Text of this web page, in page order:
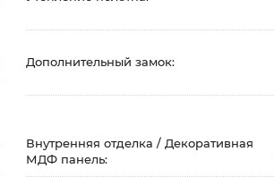
Дополнительный замок:
Внутренняя отделка / Декоративная
МДФ панель: